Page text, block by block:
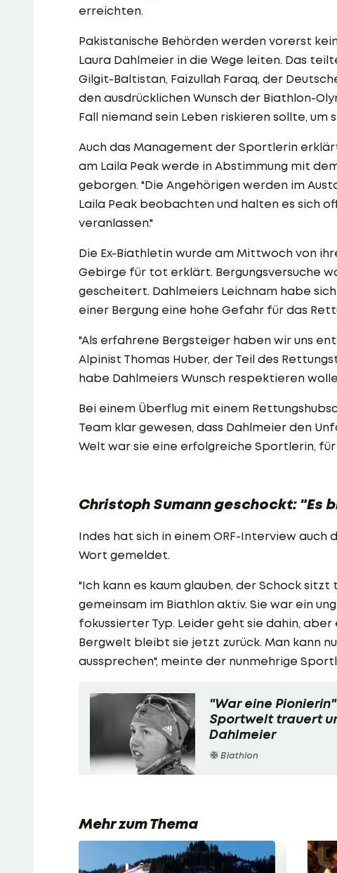
erreichten.
Pakistanische Behörden werden vorerst
Laura Dahlmeier in die Wege leiten. Das
Gilgit-Baltistan, Faizullah Faraq, der
den ausdrücklichen Wunsch der Biathlon-
Fall niemand sein Leben riskieren sollte, um
Auch das Management der Sportlerin
am Laila Peak werde in Abstimmung mit
geborgen. "Die Angehörigen werden im
Laila Peak beobachten und halten es sich
veranlassen."
Die Ex-Biathletin wurde am Mittwoch von
Gebirge für tot erklärt. Bergungsversuche
gescheitert. Dahlmeiers Leichnam habe
einer Bergung eine hohe Gefahr für das
"Als erfahrene Bergsteiger haben wir uns
Alpinist Thomas Huber, der Teil des
habe Dahlmeiers Wunsch respektieren
Bei einem Überflug mit einem
Team klar gewesen, dass Dahlmeier den
Welt war sie eine erfolgreiche Sportlerin, für
Christoph Sumann geschockt: "Es
Indes hat sich in einem ORF-Interview auch
Wort gemeldet.
"Ich kann es kaum glauben, der Schock
gemeinsam im Biathlon aktiv. Sie war ein
fokussierter Typ. Leider geht sie dahin,
Bergwelt bleibt sie jetzt zurück. Man kann
aussprechen", meinte der nunmehrige
"War eine
Sportwelt trauert
Dahlmeier
Biathlon
Mehr zum Thema